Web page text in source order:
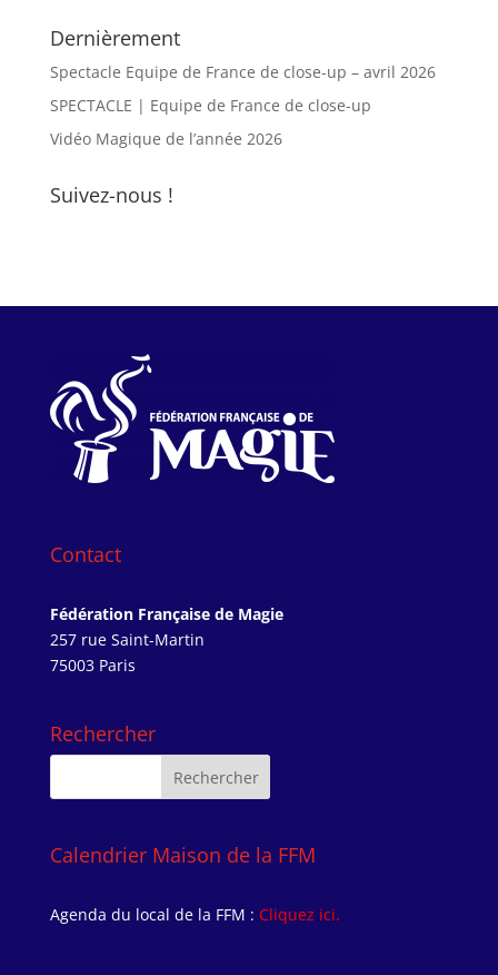
Dernièrement
Spectacle Equipe de France de close-up – avril 2026
SPECTACLE | Equipe de France de close-up
Vidéo Magique de l’année 2026
Suivez-nous !
Contact
Fédération Française de Magie
257 rue Saint-Martin
75003 Paris
Rechercher
Calendrier Maison de la FFM
Agenda du local de la FFM : Cliquez ici.